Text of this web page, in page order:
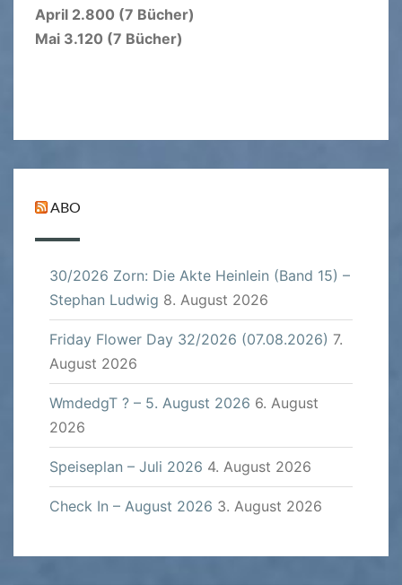
April 2.800 (7 Bücher)
Mai 3.120 (7 Bücher)
ABO
30/2026 Zorn: Die Akte Heinlein (Band 15) –
Stephan Ludwig 8. August 2026
Friday Flower Day 32/2026 (07.08.2026) 7.
August 2026
WmdedgT ? – 5. August 2026 6. August
2026
Speiseplan – Juli 2026 4. August 2026
Check In – August 2026 3. August 2026